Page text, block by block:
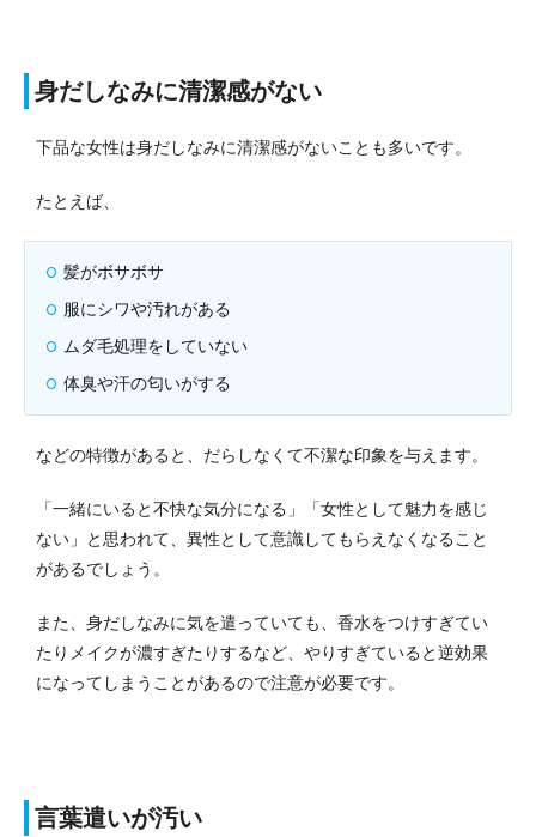
身だしなみに清潔感がない
下品な女性は身だしなみに清潔感がないことも多いです。
たとえば、
髪がボサボサ
服にシワや汚れがある
ムダ毛処理をしていない
体臭や汗の匂いがする
などの特徴があると、だらしなくて不潔な印象を与えます。
「一緒にいると不快な気分になる」「女性として魅力を感じ
ない」と思われて、異性として意識してもらえなくなること
があるでしょう。
また、身だしなみに気を遣っていても、香水をつけすぎてい
たりメイクが濃すぎたりするなど、やりすぎていると逆効果
になってしまうことがあるので注意が必要です。
言葉遣いが汚い